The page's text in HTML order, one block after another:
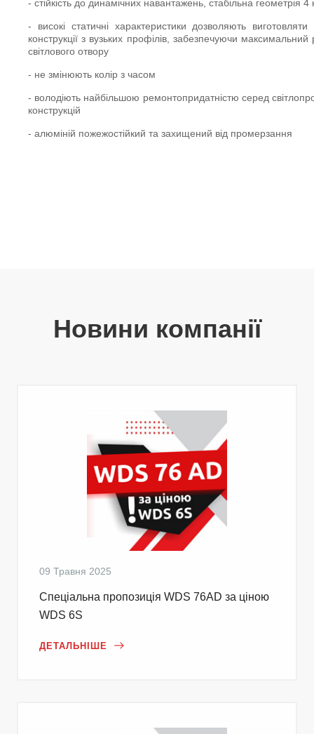
- стійкість до динамічних навантажень, стабільна геометрія 4
- високі статичні характеристики дозволяють виготовляти
конструкції з вузьких профілів, забезпечуючи максимальний
світлового отвору
- не змінюють колір з часом
- володіють найбільшою ремонтопридатністю серед
конструкцій
- алюміній пожежостійкий та захищений від промерзання
Новини компанії
09 Травня 2025
Cпеціальна пропозиція WDS 76AD за ціною
WDS 6S
ДЕТАЛЬНІШЕ